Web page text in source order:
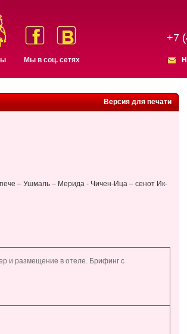
Мы в соц. сетях
+7
Версия для печати
– Ушмаль – Мерида - Чичен-Ица – сенот Ик-
и размещение в отеле. Брифинг с